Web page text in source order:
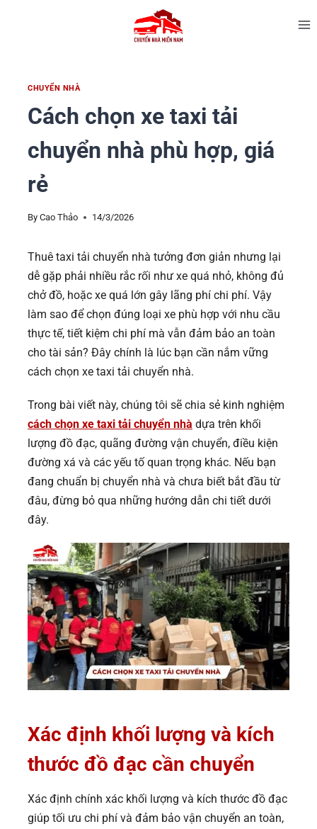
CHUYỂN NHÀ
Cách chọn xe taxi tải
chuyển nhà phù hợp, giá
rẻ
By Cao Thảo 14/3/2026
Thuê taxi tải chuyển nhà tưởng đơn giản nhưng lại
dễ gặp phải nhiều rắc rối như xe quá nhỏ, không đủ
chở đồ, hoặc xe quá lớn gây lãng phí chi phí. Vậy
làm sao để chọn đúng loại xe phù hợp với nhu cầu
thực tế, tiết kiệm chi phí mà vẫn đảm bảo an toàn
cho tài sản? Đây chính là lúc bạn cần nắm vững
cách chọn xe taxi tải chuyển nhà.
Trong bài viết này, chúng tôi sẽ chia sẻ kinh nghiệm
cách chọn xe taxi tải chuyển nhà dựa trên khối
lượng đồ đạc, quãng đường vận chuyển, điều kiện
đường xá và các yếu tố quan trọng khác. Nếu bạn
đang chuẩn bị chuyển nhà và chưa biết bắt đầu từ
đâu, đừng bỏ qua những hướng dẫn chi tiết dưới
đây.
Xác định khối lượng và kích
thước đồ đạc cần chuyển
Xác định chính xác khối lượng và kích thước đồ đạc
giúp tối ưu chi phí và đảm bảo vận chuyển an toàn,